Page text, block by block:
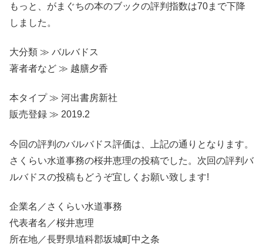
もっと、がまぐちの本のブックの評判指数は70まで下降
しました。
大分類 ≫ バルバドス
著者者など ≫ 越膳夕香
本タイプ ≫ 河出書房新社
販売登録 ≫ 2019.2
今回の評判のバルバドス評価は、上記の通りとなります。
さくらい水道事務の桜井恵理の投稿でした。次回の評判バ
ルバドスの投稿もどうぞ宜しくお願い致します!
企業名／さくらい水道事務
代表者名／桜井恵理
所在地／長野県埴科郡坂城町中之条